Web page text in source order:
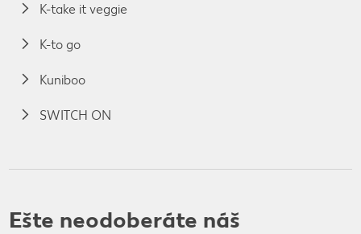
K-take it veggie
K-to go
Kuniboo
SWITCH ON
Ešte neodoberáte náš